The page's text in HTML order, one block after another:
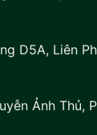
D5A, Liên
Ảnh Thủ,